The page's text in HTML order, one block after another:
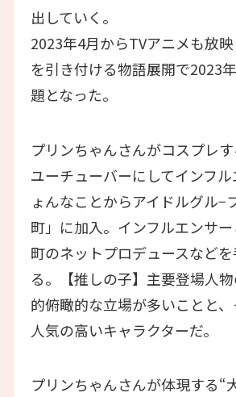
出していく。
2023年4月からTVアニメも放
を引き付ける物語展開で2023
題となった。
プリンちゃんさんがコスプレ
ユーチューバーにしてインフ
ょんなことからアイドルグル−
町」に加入。インフルエンサ
町のネットプロデュースなど
る。【推しの子】主要登場人
的俯瞰的な立場が多いことと
人気の高いキャラクターだ。
プリンちゃんさんが体現する“